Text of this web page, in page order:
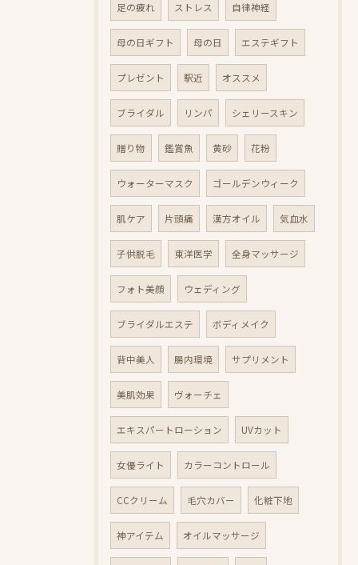
足の疲れ ストレス 自律神経
母の日ギフト 母の日 エステギフト
プレゼント 駅近 オススメ
ブライダル リンパ シェリースキン
贈り物 鑑賞魚 黄砂 花粉
ウォーターマスク ゴールデンウィーク
肌ケア 片頭痛 漢方オイル 気血水
子供脱毛 東洋医学 全身マッサージ
フォト美顔 ウェディング
ブライダルエステ ボディメイク
背中美人 腸内環境 サプリメント
美肌効果 ヴォーチェ
エキスパートローション UVカット
女優ライト カラーコントロール
CCクリーム 毛穴カバー 化粧下地
神アイテム オイルマッサージ